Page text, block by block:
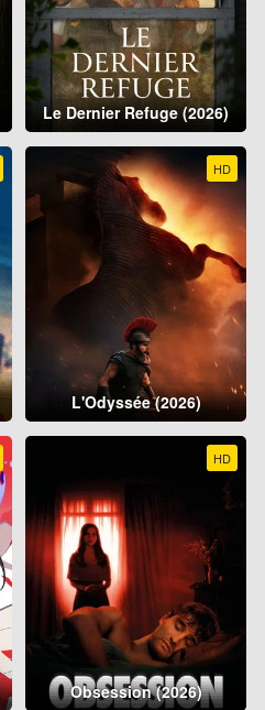
Le Dernier Refuge (2026)
HD
L'Odyssée (2026)
HD
Obsession (2026)